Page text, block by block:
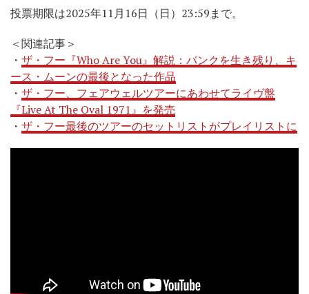
投票期限は2025年11月16日（日）23:59まで。
＜関連記事＞
・ ザ・フー『Who Are You』解説：パンクを生き残り、キ
ース・ムーンの最後となった作品
・ ザ・フー、フェアウェルツアーにあわせてライヴ盤
『Live At The Oval 1971』を発売
・ ザ・フー最後のツアーのセットリストがプレイリストに